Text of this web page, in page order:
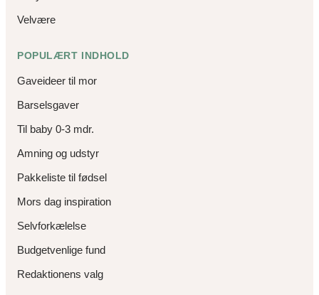
Velvære
POPULÆRT INDHOLD
Gaveideer til mor
Barselsgaver
Til baby 0-3 mdr.
Amning og udstyr
Pakkeliste til fødsel
Mors dag inspiration
Selvforkælelse
Budgetvenlige fund
Redaktionens valg